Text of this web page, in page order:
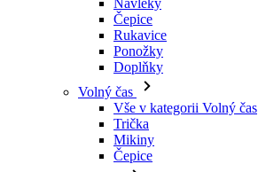
Návleky
Čepice
Rukavice
Ponožky
Doplňky
Volný čas
Vše v kategorii Volný čas
Trička
Mikiny
Čepice